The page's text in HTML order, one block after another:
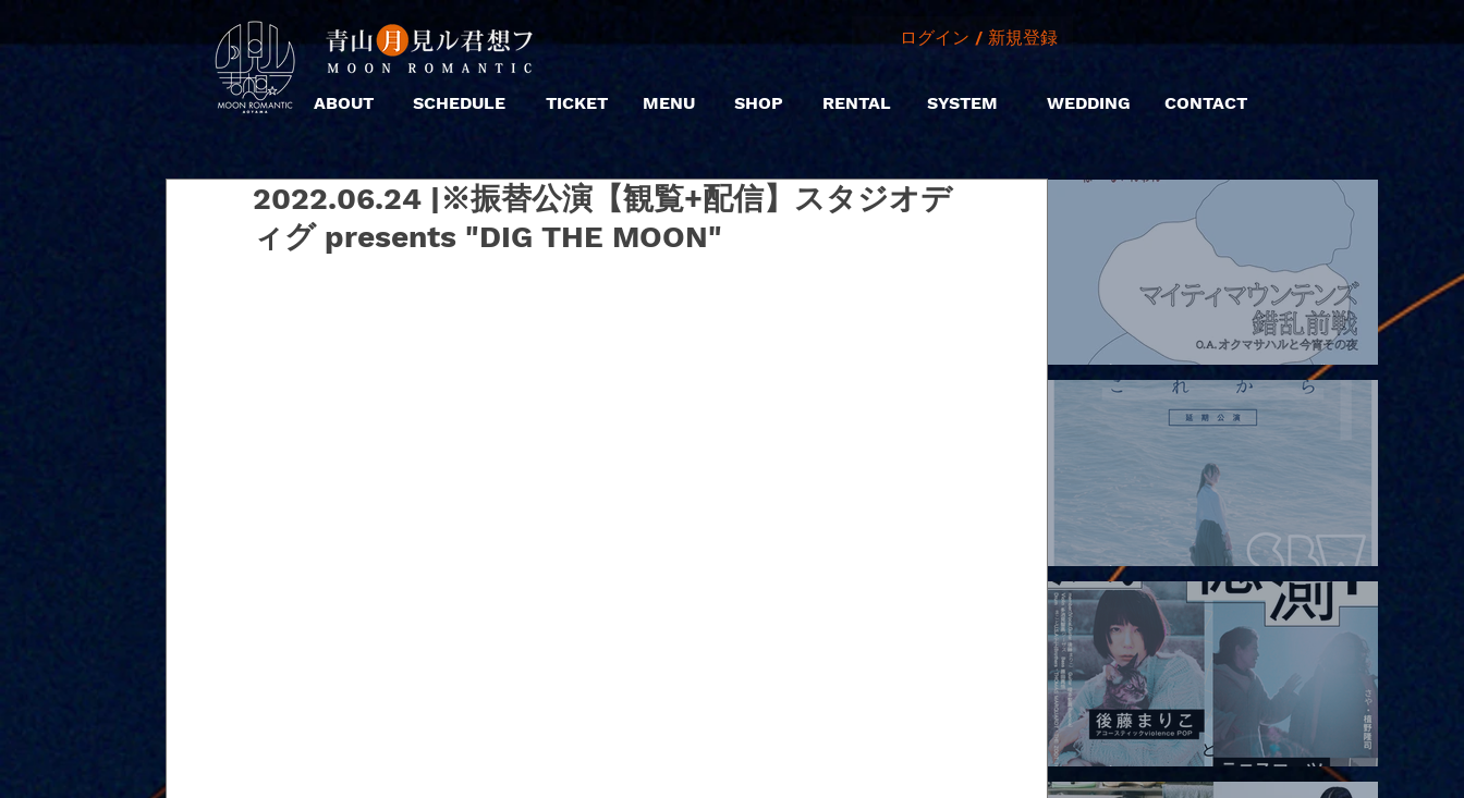
ABOUT SCHEDULE TICKET MENU SHOP
ログイン / 新規登録
RENTAL SYSTEM WEDDING CONTACT
2022.06.24 |※振替公演【観覧+配信】スタジオデ
ィグ presents "DIG THE MOON"
2026.08.07 |【観覧】マイティマウンテンズpresents. “HALL-IN-
2026.08.08 |【観覧】Oaiko pre.「これから」延期公演 Blurred
City Lights × 17歳とベルリンの壁
2026.08.10 |【観覧】「巷のmyストーリー/風の憶測1～後藤まりこ
アコースティックviolence POPとテニスコーツ」